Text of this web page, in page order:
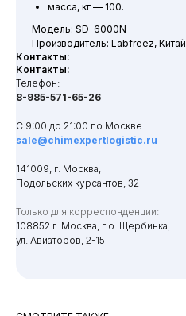
масса, кг — 100.
Модель: SD-6000N
Производитель: Labfreez, Китай
Контакты:
Контакты:
Телефон:
8-985-571-65-26
С 9:00 до 21:00 по Москве
sale@chimexpertlogistic.ru
141009, г. Москва,
Подольских курсантов, 32
Только для корреспонденции:
108852 г. Москва, г.о. Щербинка,
ул. Авиаторов, 2-15